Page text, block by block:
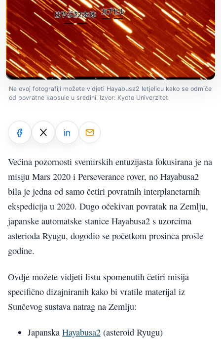
Na ovoj fotografiji možete vidjeti Hayabusa2 letjelicu kako se odmiče
od povratne kapsule u sredini. Izvor: Kyoto Univerzitet
Većina pozornosti svemirskih entuzijasta fokusirana je na
misiju Mars 2020 i Perseverance rover, no Hayabusa2
bila je jedna od samo četiri povratnih interplanetarnih
ekspedicija u 2020. Dugo očekivan povratak na Zemlju,
japanske automatske stanice Hayabusa2 s uzorcima
asterioda Ryugu, dogodio se početkom prosinca prošle
godine.
Ovdje možete vidjeti listu spomenutih četiri misija
specifično dizajniranih kako bi vratile materijal iz
Sunčevog sustava natrag na Zemlju:
Japanska Hayabusa2 (asteroid Ryugu)